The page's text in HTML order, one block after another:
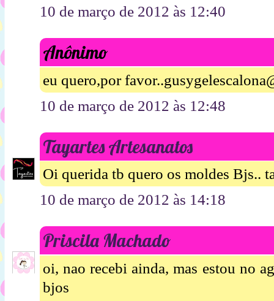
10 de março de 2012 às 12:40
Anônimo
eu quero,por
10 de março de 2012 às 12:48
Tayartes Artesanatos
Oi querida tb quero os moldes Bjs..
10 de março de 2012 às 14:18
Priscila Machado
oi, nao recebi ainda, mas estou no
bjos